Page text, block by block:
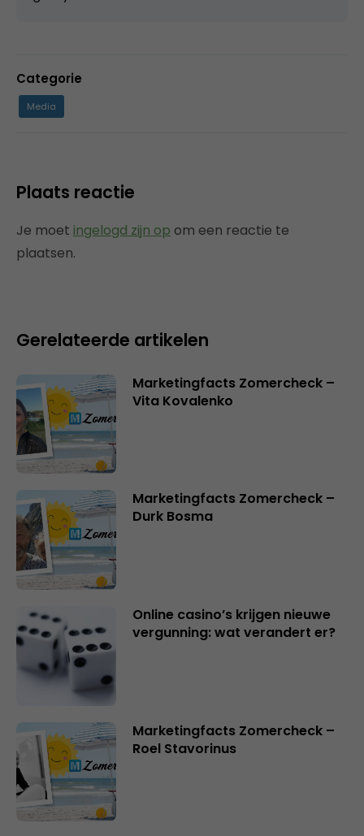
Categorie
Media
Plaats reactie
Je moet ingelogd zijn op om een reactie te
plaatsen.
Gerelateerde artikelen
Marketingfacts Zomercheck –
Vita Kovalenko
Marketingfacts Zomercheck –
Durk Bosma
Online casino’s krijgen nieuwe
vergunning: wat verandert er?
Marketingfacts Zomercheck –
Roel Stavorinus